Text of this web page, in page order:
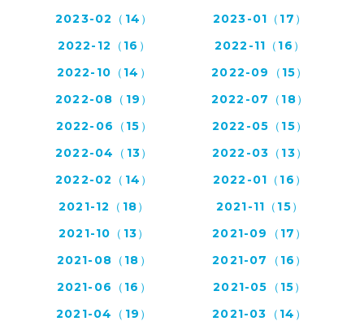
2023-02（14）
2023-01（17）
2022-12（16）
2022-11（16）
2022-10（14）
2022-09（15）
2022-08（19）
2022-07（18）
2022-06（15）
2022-05（15）
2022-04（13）
2022-03（13）
2022-02（14）
2022-01（16）
2021-12（18）
2021-11（15）
2021-10（13）
2021-09（17）
2021-08（18）
2021-07（16）
2021-06（16）
2021-05（15）
2021-04（19）
2021-03（14）